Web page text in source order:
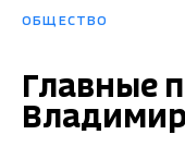
ОБЩЕСТВО
Главные